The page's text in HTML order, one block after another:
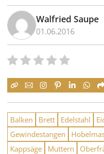
Walfried Saupe
01.06.2016
Balken Brett Edelstahl
Gewindestangen
Kappsäge
Muttern